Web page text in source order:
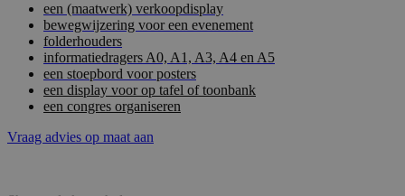
een (maatwerk) verkoopdisplay
bewegwijzering voor een evenement
folderhouders
informatiedragers A0, A1, A3, A4 en A5
een stoepbord voor posters
een display voor op tafel of toonbank
een congres organiseren
Vraag advies op maat aan